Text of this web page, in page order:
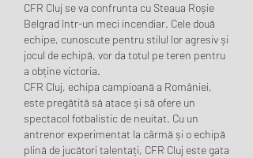
CFR Cluj se va confrunta cu Steaua Roșie
Belgrad într-un meci incendiar. Cele două
echipe, cunoscute pentru stilul lor agresiv și
jocul de echipă, vor da totul pe teren pentru
a obține victoria.
CFR Cluj, echipa campioană a României,
este pregătită să atace și să ofere un
spectacol fotbalistic de neuitat. Cu un
antrenor experimentat la cârmă și o echipă
plină de jucători talentați, CFR Cluj este gata